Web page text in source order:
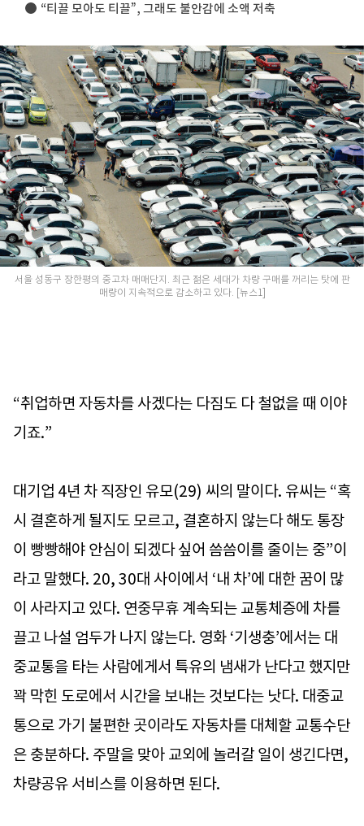
“티끌 모아도 티끌”, 그래도 불안감에 소액 저축
서울 성동구 장한평의 중고차 매매단지. 최근 젊은 세대가 차량 구매를 꺼리는 탓에 판
매량이 지속적으로 감소하고 있다. [뉴스1]
“취업하면 자동차를 사겠다는 다짐도 다 철없을 때 이야
기죠.”
대기업 4년 차 직장인 유모(29) 씨의 말이다. 유씨는 “혹
시 결혼하게 될지도 모르고, 결혼하지 않는다 해도 통장
이 빵빵해야 안심이 되겠다 싶어 씀씀이를 줄이는 중”이
라고 말했다. 20, 30대 사이에서 ‘내 차’에 대한 꿈이 많
이 사라지고 있다. 연중무휴 계속되는 교통체증에 차를
끌고 나설 엄두가 나지 않는다. 영화 ‘기생충’에서는 대
중교통을 타는 사람에게서 특유의 냄새가 난다고 했지만
꽉 막힌 도로에서 시간을 보내는 것보다는 낫다. 대중교
통으로 가기 불편한 곳이라도 자동차를 대체할 교통수단
은 충분하다. 주말을 맞아 교외에 놀러갈 일이 생긴다면,
차량공유 서비스를 이용하면 된다.